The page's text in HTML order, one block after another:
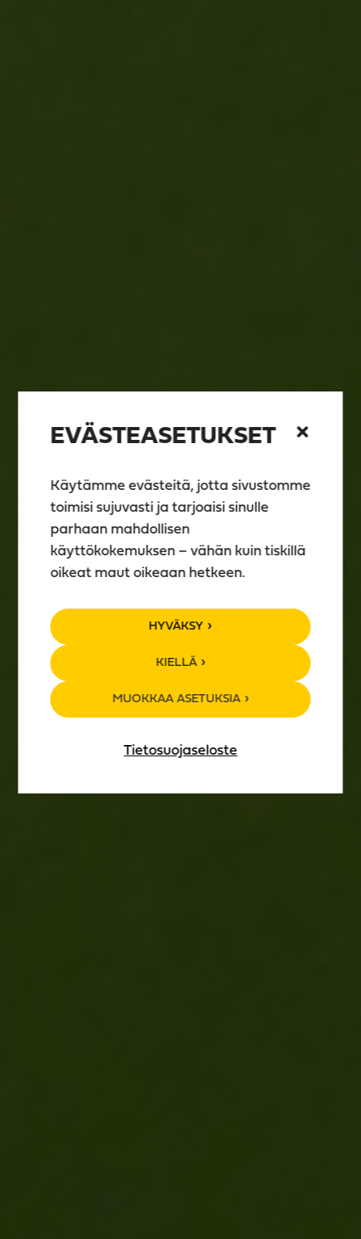
EVÄSTEASETUKSET
Käytämme evästeitä, jotta sivustomme
toimisi sujuvasti ja tarjoaisi sinulle
parhaan mahdollisen
käyttökokemuksen – vähän kuin tiskillä
oikeat maut oikeaan hetkeen.
HYVÄKSY
KIELLÄ
MUOKKAA ASETUKSIA
Tietosuojaseloste
TAPAHTUMA­
KALENTERI